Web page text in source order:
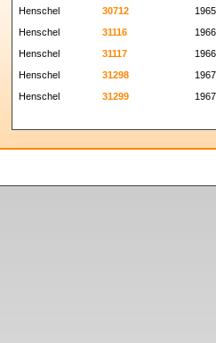
Henschel
30712
1965
Henschel
31116
1966
Henschel
31117
1966
Henschel
31298
1967
Henschel
31299 1967